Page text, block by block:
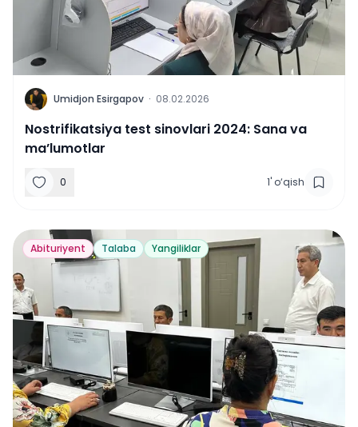
U Umidjon Esirgapov · 08.02.2026
Nostrifikatsiya test sinovlari 2024: Sana va
ma’lumotlar
0 1' o‘qish
Abituriyent Talaba Yangiliklar